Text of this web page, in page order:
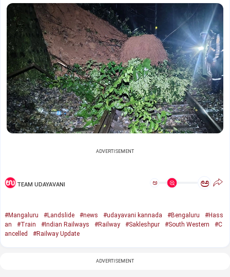
ADVERTISEMENT
TEAM UDAYAVANI ಅ ಅ
#Mangaluru #Landslide #news #udayavani kannada #Bengaluru
#Hass
an
#Train #Indian Railways #Railway #Sakleshpur #South Western
#C
ancelled
#Railway Update
ADVERTISEMENT